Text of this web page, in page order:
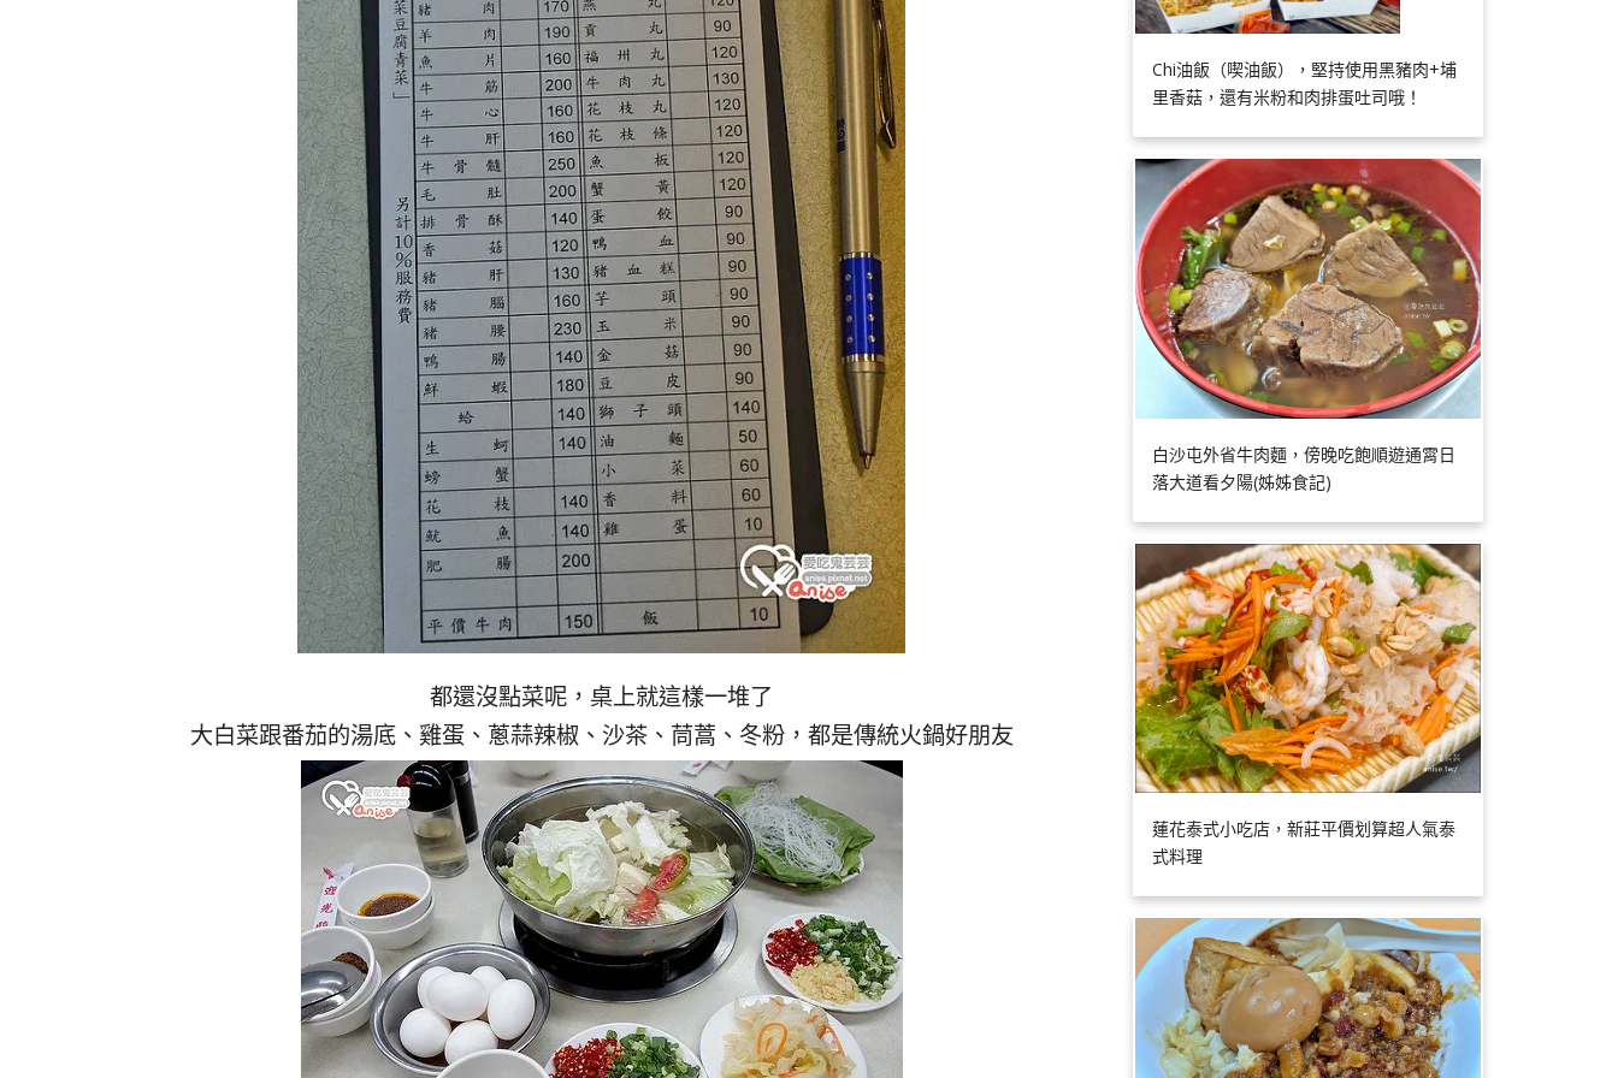
都還沒點菜呢，桌上就這樣一堆了
大白菜跟番茄的湯底、雞蛋、蔥蒜辣椒、沙茶、茼蒿、冬粉，都是傳統火鍋好朋友
Chi油飯（喫油飯），堅持使用黑豬肉+埔
里香菇，還有米粉和肉排蛋吐司哦！
白沙屯外省牛肉麵，傍晚吃飽順遊通霄日
落大道看夕陽(姊姊食記)
蓮花泰式小吃店，新莊平價划算超人氣泰
式料理